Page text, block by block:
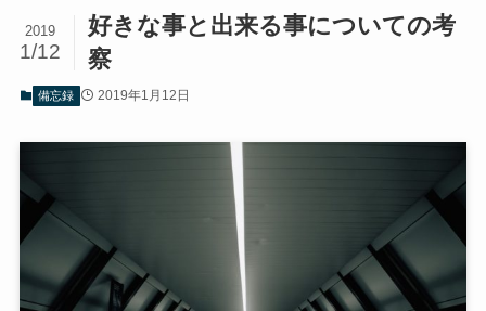
好きな事と出来る事についての考
察
2019
1/12
備忘録 2019年1月12日